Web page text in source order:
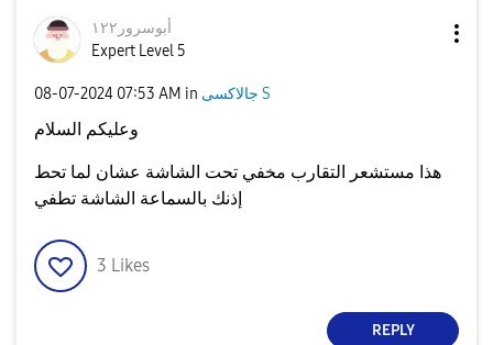
أبوسرور١٢٢
Expert Level 5
‎08-07-2024 07:53 AM in جالاكسى S
هذا مستشعر التقارب مخفي تحت الشاشة عشان لما تحط
3 Likes
REPLY